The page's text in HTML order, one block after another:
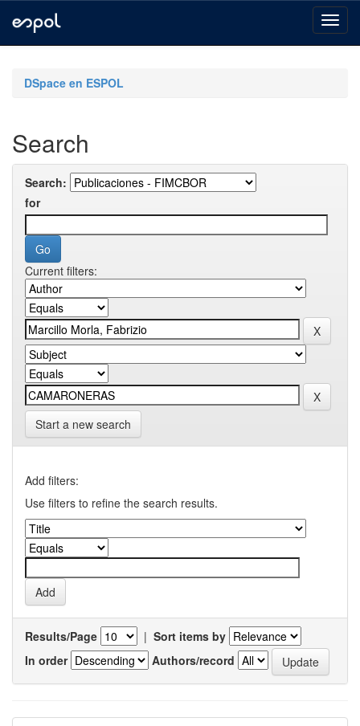
navigationDSpace en ESPOL
Search
Search:
for
Current filters:
Start a new search
Add filters:
Use filters to refine the search results.
Results/Page | Sort items by
In order
Authors/record